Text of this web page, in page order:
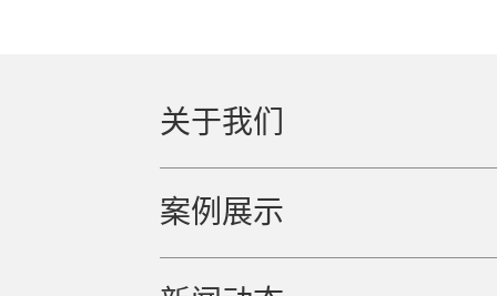
关于我们
案例展示